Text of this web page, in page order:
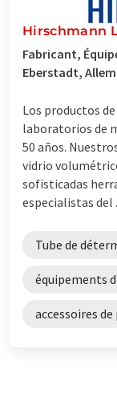
Hirschmann
Fabricant,
Eberstadt,
Los productos
laboratorios de
50 años.
vidrio
sofisticadas
especialistas del
Tube de
équipements
accessoires